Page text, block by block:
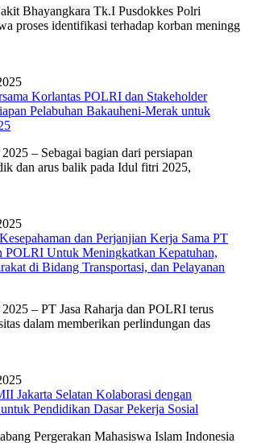
Bhayangkara Tk.I Pusdokkes Polri
proses identifikasi terhadap korban meningg
Korlantas POLRI dan Stakeholder
Pelabuhan Bakauheni-Merak untuk
– Sebagai bagian dari persiapan
dan arus balik pada Idul fitri 2025,
dan Perjanjian Kerja Sama PT
POLRI Untuk Meningkatkan Kepatuhan,
di Bidang Transportasi, dan Pelayanan
– PT Jasa Raharja dan POLRI terus
dalam memberikan perlindungan das
Jakarta Selatan Kolaborasi dengan
Pendidikan Dasar Pekerja Sosial
Pergerakan Mahasiswa Islam Indonesia